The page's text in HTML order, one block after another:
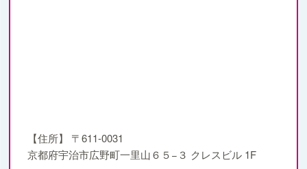
【住所】
〒611-0031
京都府宇治市広野町一里山６５−３ クレスビル 1F